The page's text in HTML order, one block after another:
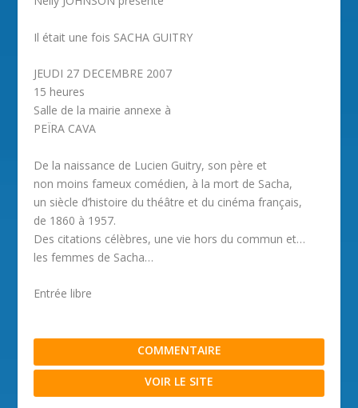
Il était une fois SACHA GUITRY
JEUDI 27 DECEMBRE 2007
15 heures
Salle de la mairie annexe à
PEÏRA CAVA
De la naissance de Lucien Guitry, son père et
non moins fameux comédien, à la mort de Sacha,
un siècle d’histoire du théâtre et du cinéma français,
de 1860 à 1957.
Des citations célèbres, une vie hors du commun et…
les femmes de Sacha…
Entrée libre
COMMENTAIRE
VOIR LE SITE